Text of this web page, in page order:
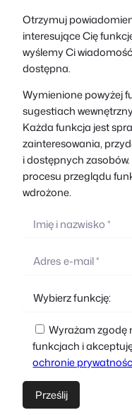
Otrzymuj
interesujące Cię
wyślemy Ci
dostępna.
Wymienione powyżej
sugestiach
Każda funkcja jest
zainteresowania,
i dostępnych
procesu przeglądu
wdrożone.
Wyrażam zgodę
funkcjach i
ochronie